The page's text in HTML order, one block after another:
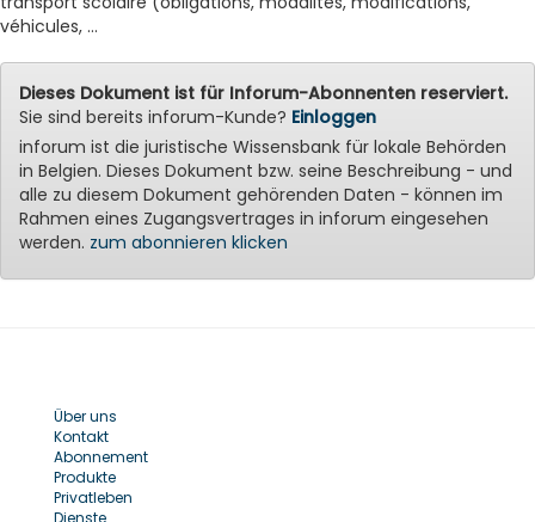
véhicules, ...
Dieses Dokument ist für Inforum-Abonnenten reserviert.
Sie sind bereits inforum-Kunde? Einloggen
inforum ist die juristische Wissensbank für lokale Behörden
in Belgien. Dieses Dokument bzw. seine Beschreibung - und
alle zu diesem Dokument gehörenden Daten - können im
Rahmen eines Zugangsvertrages in inforum eingesehen
werden. zum abonnieren klicken
Über uns
Kontakt
Abonnement
Produkte
Privatleben
Dienste